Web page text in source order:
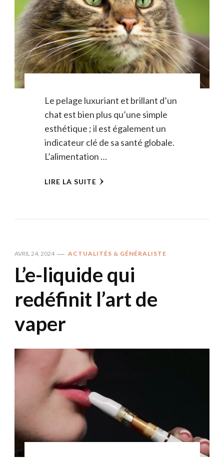
Le pelage luxuriant et brillant d’un
chat est bien plus qu’une simple
esthétique ; il est également un
indicateur clé de sa santé globale.
L’alimentation …
LIRE LA SUITE
AVRIL 24, 2024 ACTUALITÉS & GÉNÉRALISTE
L’e-liquide qui
redéfinit l’art de
vaper